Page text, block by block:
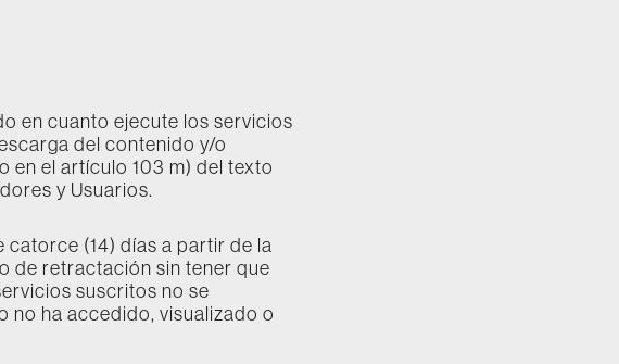
en cuanto ejecute los servicios
del contenido y/o
el artículo 103 m) del texto
y Usuarios.
catorce (14) días a partir de la
de retractación sin tener que
suscritos no se
no ha accedido, visualizado o